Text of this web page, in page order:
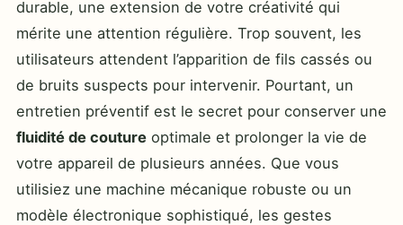
durable, une extension de votre créativité qui
mérite une attention régulière. Trop souvent, les
utilisateurs attendent l’apparition de fils cassés ou
de bruits suspects pour intervenir. Pourtant, un
entretien préventif est le secret pour conserver une
fluidité de couture optimale et prolonger la vie de
votre appareil de plusieurs années. Que vous
utilisiez une machine mécanique robuste ou un
modèle électronique sophistiqué, les gestes